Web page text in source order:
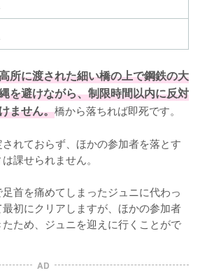
所に渡された細い橋の上で鋼鉄の大
を避けながら、制限時間以内に反対
ません。橋から落ちれば即死です。
れておらず、ほかの参加者を落とす
課せられません。
首を痛めてしまったジュニに代わっ
初にクリアしますが、ほかの参加者
ため、ジュニを迎えに行くことがで
AD